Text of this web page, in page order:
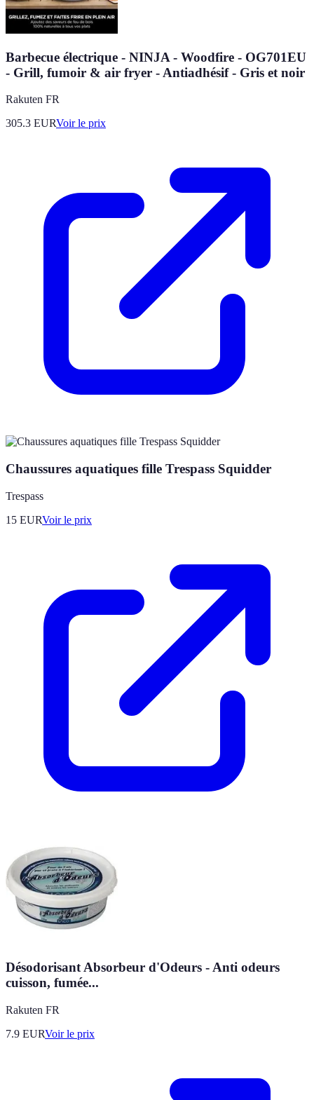
Barbecue électrique - NINJA - Woodfire - OG701EU
- Grill, fumoir & air fryer - Antiadhésif - Gris et noir
Rakuten FR
305.3 EURVoir le prix
Chaussures aquatiques fille Trespass Squidder
Trespass
15 EURVoir le prix
Désodorisant Absorbeur d'Odeurs - Anti odeurs
cuisson, fumée...
Rakuten FR
7.9 EURVoir le prix